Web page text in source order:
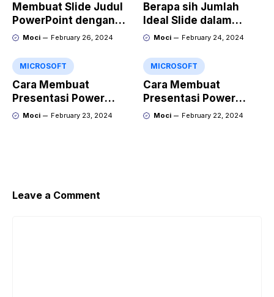
Membuat Slide Judul
PowerPoint dengan
Video Animasi
Moci February 26, 2024
Berapa sih Jumlah
Ideal Slide dalam
Sebuah Materi Power
Moci February 24, 2024
MICROSOFT
Cara Membuat
Presentasi Power
Point yang Keren
Moci February 23, 2024
MICROSOFT
Cara Membuat
Presentasi Power
Point yang Menarik
Moci February 22, 2024
Leave a Comment